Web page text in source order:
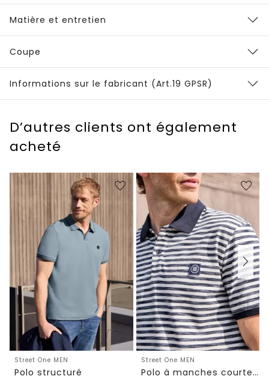
Matière et entretien
Coupe
Informations sur le fabricant (Art.19 GPSR)
D’autres clients ont également
acheté
Street One MEN
Polo structuré
Street One MEN
Polo à manches courtes en structure piquée